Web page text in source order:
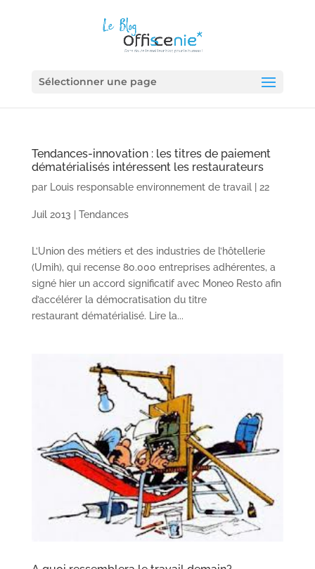
Sélectionner une page
Tendances-innovation : les titres de paiement
dématérialisés intéressent les restaurateurs
par Louis responsable environnement de travail| 22
Juil 2013 Tendances
L’Union des métiers et des industries de l’hôtellerie
(Umih), qui recense 80.000 entreprises adhérentes, a
signé hier un accord significatif avec Moneo Resto afin
d’accélérer la démocratisation du titre
restaurant dématérialisé. Lire la...